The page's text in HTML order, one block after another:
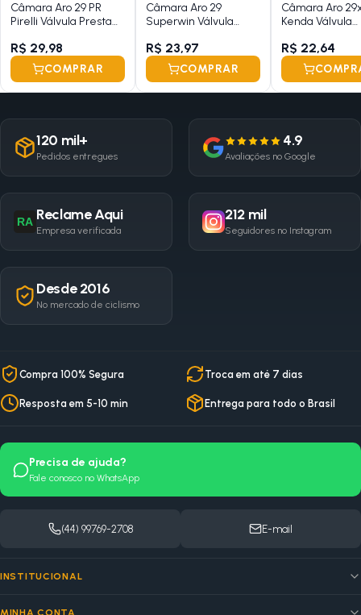
Câmara Aro 29 PR
Pirelli Válvula Presta
R$ 29,98
COMPRAR
Câmara Aro 29
Superwin Válvula
R$ 23,97
COMPRAR
Câmara Aro
Kenda Válvula
R$ 22,64
120 mil+
Pedidos entregues
4.9
Avaliações no Google
RA Reclame Aqui
Empresa verificada
212 mil
Seguidores no Instagram
Desde 2016
No mercado de ciclismo
Compra 100% Segura Troca em até 7 dias
Resposta em 5-10 min Entrega para todo o Brasil
Precisa de ajuda?
Fale conosco no WhatsApp
(44) 99769-2708 E-mail
INSTITUCIONAL
MINHA CONTA